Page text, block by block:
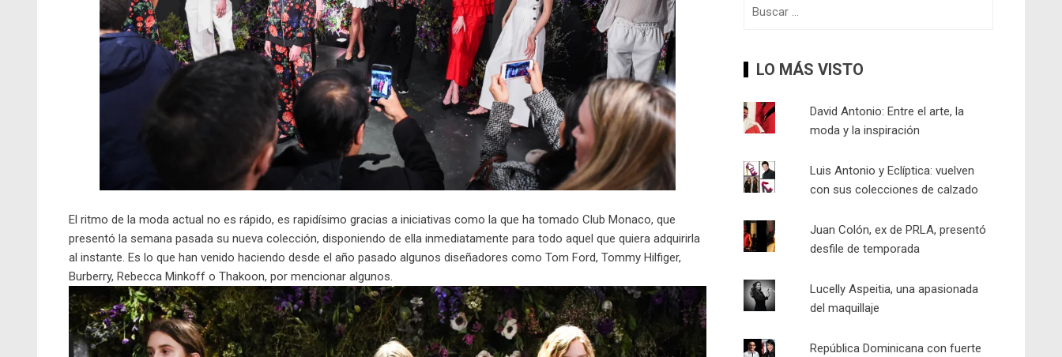
El ritmo de la moda actual no es rápido, es rapidísimo gracias a iniciativas como la que ha tomado Club Monaco, que
presentó la semana pasada su nueva colección, disponiendo de ella inmediatamente para todo aquel que quiera adquirirla
al instante. Es lo que han venido haciendo desde el año pasado algunos diseñadores como Tom Ford, Tommy Hilfiger,
Burberry, Rebecca Minkoff o Thakoon, por mencionar algunos.
LO MÁS VISTO
David Antonio: Entre el arte, la
moda y la inspiración
Luis Antonio y Eclíptica: vuelven
con sus colecciones de calzado
Juan Colón, ex de PRLA, presentó
desfile de temporada
Lucelly Aspeitia, una apasionada
del maquillaje
República Dominicana con fuerte